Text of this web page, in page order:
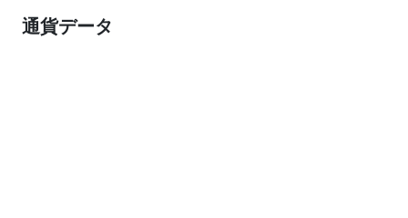
通貨データ